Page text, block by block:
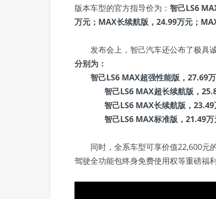
版本车型的官方指导价为： 智己LS6
万元；MAX长续航版，24.99万元；
发布会上，智己汽车还公布了极具
分别为：
智己LS6 MAX超强性能版，27.69万
智己LS6 MAX超长续航版，
智己LS6 MAX长续航版，23.49
智己LS6 MAX标准版，21.49万
同时，全系车型可享价值22,600元
驾驶全功能包终身免费使用权等重磅福利